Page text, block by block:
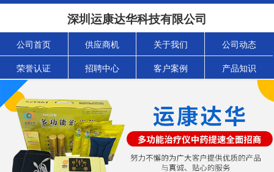
深圳运康达华科技有限公司
公司首页 供应商机 关于我们 公司动态
荣誉认证 招聘中心 客户案例 产品知识